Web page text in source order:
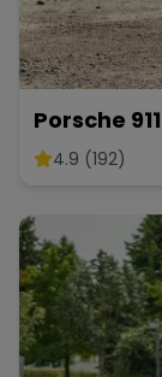
Porsche
4.9 (192)